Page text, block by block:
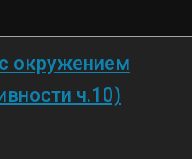
окружением
ч.10)